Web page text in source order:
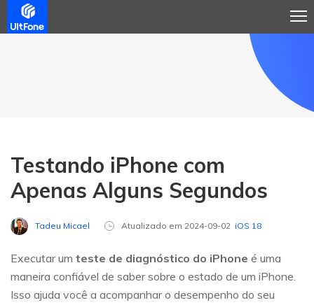
Testando iPhone com
Apenas Alguns Segundos
Tadeu Micael Atualizado em 2024-09-02 iOS 18
Executar um teste de diagnóstico do iPhone é uma
maneira confiável de saber sobre o estado de um iPhone.
Isso ajuda você a acompanhar o desempenho do seu